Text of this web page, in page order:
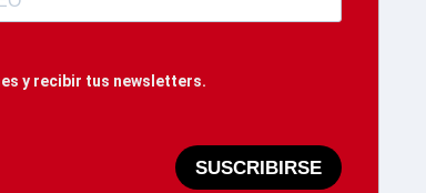
y recibir tus newsletters.
SUSCRIBIRSE